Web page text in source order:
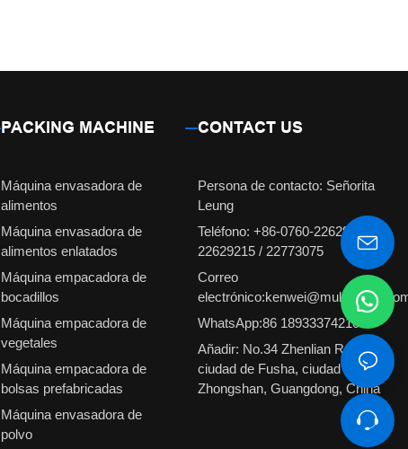
PACKING MACHINE
Máquina envasadora de
alimentos
Máquina envasadora de
alimentos enlatados
Máquina empacadora de
bocadillos
Máquina empacadora de
vegetales
Máquina empacadora de
bolsas prefabricadas
Máquina envasadora de
polvo
CONTACT US
Persona de contacto: Señorita
Leung
Teléfono: +86-0760-22629231 /
22629215 / 22773075
Correo
WhatsApp:86 18933374210
Añadir: No.34 Zhenlian Road,
ciudad de Fusha, ciudad de
Zhongshan, Guangdong, China